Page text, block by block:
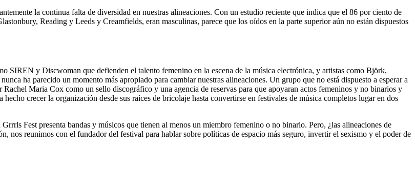
la continua falta de diversidad en nuestras alineaciones. Con un estudio reciente que indica que el 86 por ciento de
Reading y Leeds y Creamfields, eran masculinas, parece que los oídos en la parte superior aún no están dispuestos
SIREN y Discwoman que defienden el talento femenino en la escena de la música electrónica, y artistas como Björk,
ha parecido un momento más apropiado para cambiar nuestras alineaciones. Un grupo que no está dispuesto a esperar a
Maria Cox como un sello discográfico y una agencia de reservas para que apoyaran actos femeninos y no binarios y
crecer la organización desde sus raíces de bricolaje hasta convertirse en festivales de música completos lugar en dos
Fest presenta bandas y músicos que tienen al menos un miembro femenino o no binario. Pero, ¿las alineaciones de
nos reunimos con el fundador del festival para hablar sobre políticas de espacio más seguro, invertir el sexismo y el poder de